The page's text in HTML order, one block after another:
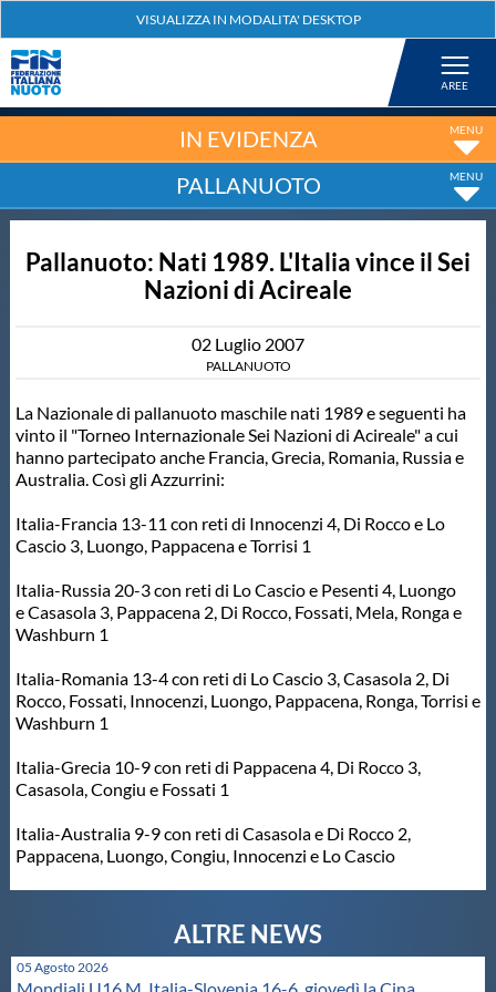
Nuoto
Tuffi
Salvamento
Master
Formazione
GUG
IN EVIDENZA
PALLANUOTO
Pallanuoto: Nati 1989. L'Italia vince il Sei
Nazioni di Acireale
02 Luglio 2007
PALLANUOTO
La Nazionale di pallanuoto maschile nati 1989 e seguenti ha
vinto il "Torneo Internazionale Sei Nazioni di Acireale" a cui
hanno partecipato anche Francia, Grecia, Romania, Russia e
Australia. Così gli Azzurrini:
Italia-Francia 13-11 con reti di Innocenzi 4, Di Rocco e Lo
Cascio 3, Luongo, Pappacena e Torrisi 1
Italia-Russia 20-3 con reti di Lo Cascio e Pesenti 4, Luongo
e Casasola 3, Pappacena 2, Di Rocco, Fossati, Mela, Ronga e
Washburn 1
Italia-Romania 13-4 con reti di Lo Cascio 3, Casasola 2, Di
Rocco, Fossati, Innocenzi, Luongo, Pappacena, Ronga, Torrisi e
Washburn 1
Italia-Grecia 10-9 con reti di Pappacena 4, Di Rocco 3,
Casasola, Congiu e Fossati 1
Italia-Australia 9-9 con reti di Casasola e Di Rocco 2,
Pappacena, Luongo, Congiu, Innocenzi e Lo Cascio
05 Agosto 2026